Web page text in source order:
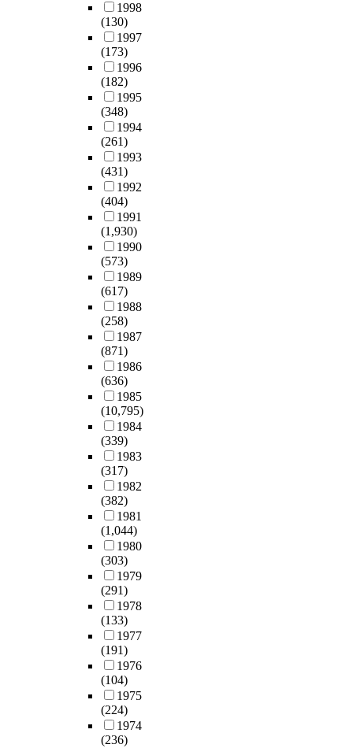
1998
(130)
1997
(173)
1996
(182)
1995
(348)
1994
(261)
1993
(431)
1992
(404)
1991
(1,930)
1990
(573)
1989
(617)
1988
(258)
1987
(871)
1986
(636)
1985
(10,795)
1984
(339)
1983
(317)
1982
(382)
1981
(1,044)
1980
(303)
1979
(291)
1978
(133)
1977
(191)
1976
(104)
1975
(224)
1974
(236)